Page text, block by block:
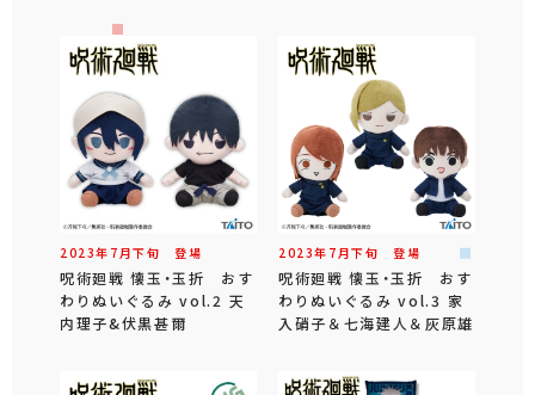
2023年 7 月下旬 登場
呪術廻戦 懐玉・玉折 おす
わりぬいぐるみ vol.2 天
内理子&伏黒甚爾
2023年 7 月下旬 登場
呪術廻戦 懐玉・玉折 おす
わりぬいぐるみ vol.3 家
入硝子＆七海建人＆灰原雄